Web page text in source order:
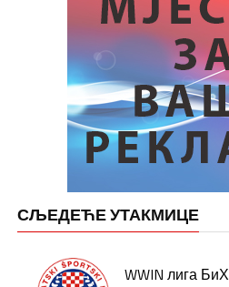
СЉЕДЕЋЕ УТАКМИЦЕ
WWIN лига БиХ